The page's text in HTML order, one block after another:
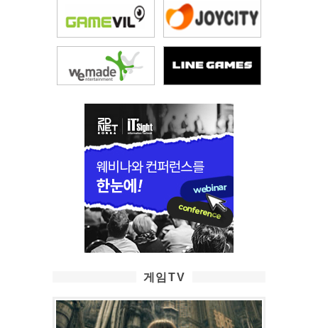
게임TV